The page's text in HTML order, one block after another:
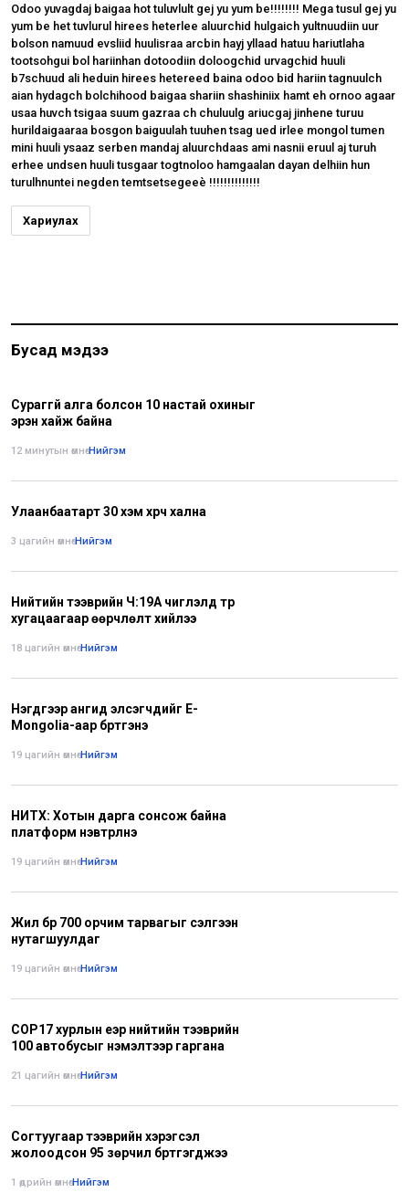
Odoo yuvagdaj baigaa hot tuluvlult gej yu yum be!!!!!!!! Mega tusul gej yu
yum be het tuvlurul hirees heterlee aluurchid hulgaich yultnuudiin uur
bolson namuud evsliid huulisraa arcbin hayj yllaad hatuu hariutlaha
tootsohgui bol hariinhan dotoodiin doloogchid urvagchid huuli
b7schuud ali heduin hirees hetereed baina odoo bid hariin tagnuulch
aian hydagch bolchihood baigaa shariin shashiniix hamt eh ornoo agaar
usaa huvch tsigaa suum gazraa ch chuluulg ariucgaj jinhene turuu
hurildaigaaraa bosgon baiguulah tuuhen tsag ued irlee mongol tumen
mini huuli ysaaz serben mandaj aluurchdaas ami nasnii eruul aj turuh
erhee undsen huuli tusgaar togtnoloo hamgaalan dayan delhiin hun
turulhnuntei negden temtsetsegeeè !!!!!!!!!!!!!!
Хариулах
Бусад мэдээ
Сураггүй алга болсон 10 настай охиныг
эрэн хайж байна
12 минутын өмнө•Нийгэм
Улаанбаатарт 30 хэм хүрч хална
3 цагийн өмнө•Нийгэм
Нийтийн тээврийн Ч:19А чиглэлд түр
хугацаагаар өөрчлөлт хийлээ
18 цагийн өмнө•Нийгэм
Нэгдүгээр ангид элсэгчдийг E-
Mongolia-аар бүртгэнэ
19 цагийн өмнө•Нийгэм
НИТХ: Хотын дарга сонсож байна
платформ нэвтрүүлнэ
19 цагийн өмнө•Нийгэм
Жил бүр 700 орчим тарвагыг сэлгээн
нутагшуулдаг
19 цагийн өмнө•Нийгэм
СОР17 хурлын үеэр нийтийн тээврийн
100 автобусыг нэмэлтээр гаргана
21 цагийн өмнө•Нийгэм
Согтуугаар тээврийн хэрэгсэл
жолоодсон 95 зөрчил бүртгэгджээ
1 өдрийн өмнө•Нийгэм